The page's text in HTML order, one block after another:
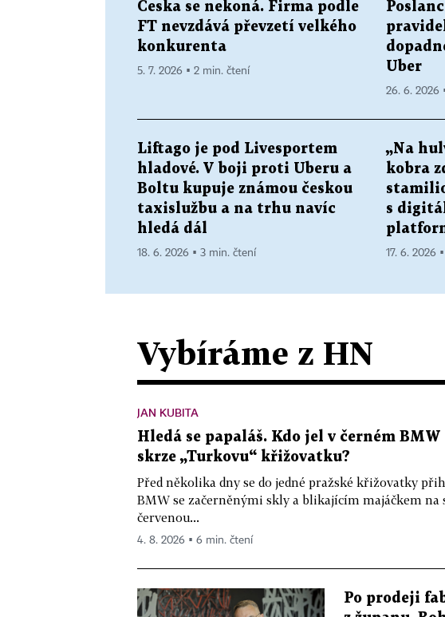
Česka se nekoná. Firma podle
FT nevzdává převzetí velkého
konkurenta
5. 7. 2026 ▪ 2 min. čtení
Uber
26. 6. 2026
Liftago je pod Livesportem
hladové. V boji proti Uberu a
Boltu kupuje známou českou
taxislužbu a na trhu navíc
hledá dál
18. 6. 2026 ▪ 3 min. čtení
„Na
kobra
s
17. 6. 2026
Vybíráme z HN
JAN KUBITA
Hledá se papaláš. Kdo jel v černém
skrze „Turkovu“ křižovatku?
Před několika dny se do jedné pražské křižovatky
BMW se začerněnými skly a blikajícím majáčkem na
červenou...
4. 8. 2026 ▪ 6 min. čtení
Po prodeji